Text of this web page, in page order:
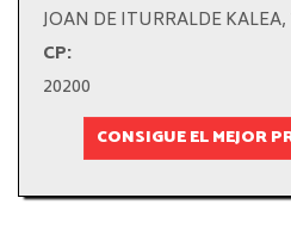
JOAN DE ITURRALDE KALEA,
CP:
20200
CONSIGUE EL MEJOR